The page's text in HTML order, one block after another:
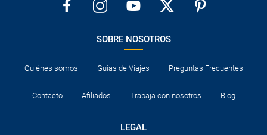
SOBRE NOSOTROS
Quiénes somos Guías de Viajes Preguntas Frecuentes
Contacto Afiliados Trabaja con nosotros Blog
LEGAL